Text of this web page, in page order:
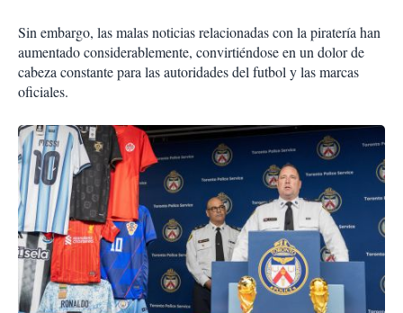
Sin embargo, las malas noticias relacionadas con la piratería han
aumentado considerablemente, convirtiéndose en un dolor de
cabeza constante para las autoridades del futbol y las marcas
oficiales.